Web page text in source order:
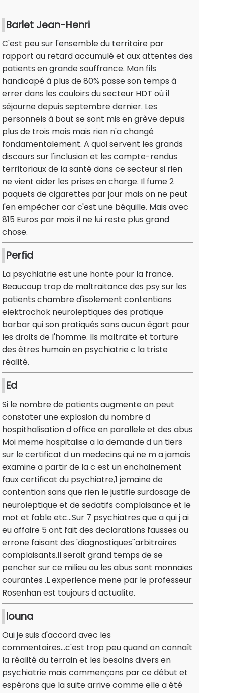
Barlet Jean-Henri
C'est peu sur l'ensemble du territoire par
rapport au retard accumulé et aux attentes des
patients en grande souffrance. Mon fils
handicapé à plus de 80% passe son temps à
errer dans les couloirs du secteur HDT où il
séjourne depuis septembre dernier. Les
personnels à bout se sont mis en grève depuis
plus de trois mois mais rien n'a changé
fondamentalement. A quoi servent les grands
discours sur l'inclusion et les compte-rendus
territoriaux de la santé dans ce secteur si rien
ne vient aider les prises en charge. Il fume 2
paquets de cigarettes par jour mais on ne peut
l'en empêcher car c'est une béquille. Mais avec
815 Euros par mois il ne lui reste plus grand
chose.
Perfid
La psychiatrie est une honte pour la france.
Beaucoup trop de maltraitance des psy sur les
patients chambre d'isolement contentions
elektrochok neuroleptiques des pratique
barbar qui son pratiqués sans aucun égart pour
les droits de l'homme. Ils maltraite et torture
des êtres humain en psychiatrie c la triste
réalité.
Ed
Si le nombre de patients augmente on peut
constater une explosion du nombre d
hospithalisation d office en parallele et des abus
Moi meme hospitalise a la demande d un tiers
sur le certificat d un medecins qui ne m a jamais
examine a partir de la c est un enchainement
faux certificat du psychiatre,1 jemaine de
contention sans que rien le justifie surdosage de
neuroleptique et de sedatifs complaisance et le
mot et fable etc...Sur 7 psychiatres que a qui j ai
eu affaire 5 ont fait des declarations fausses ou
errone faisant des 'diagnostiques''arbitraires
complaisants.Il serait grand temps de se
pencher sur ce milieu ou les abus sont monnaies
courantes .L experience mene par le professeur
Rosenhan est toujours d actualite.
louna
Oui je suis d'accord avec les
commentaires...c'est trop peu quand on connaît
la réalité du terrain et les besoins divers en
psychiatrie mais commençons par ce début et
espérons que la suite arrive comme elle a été